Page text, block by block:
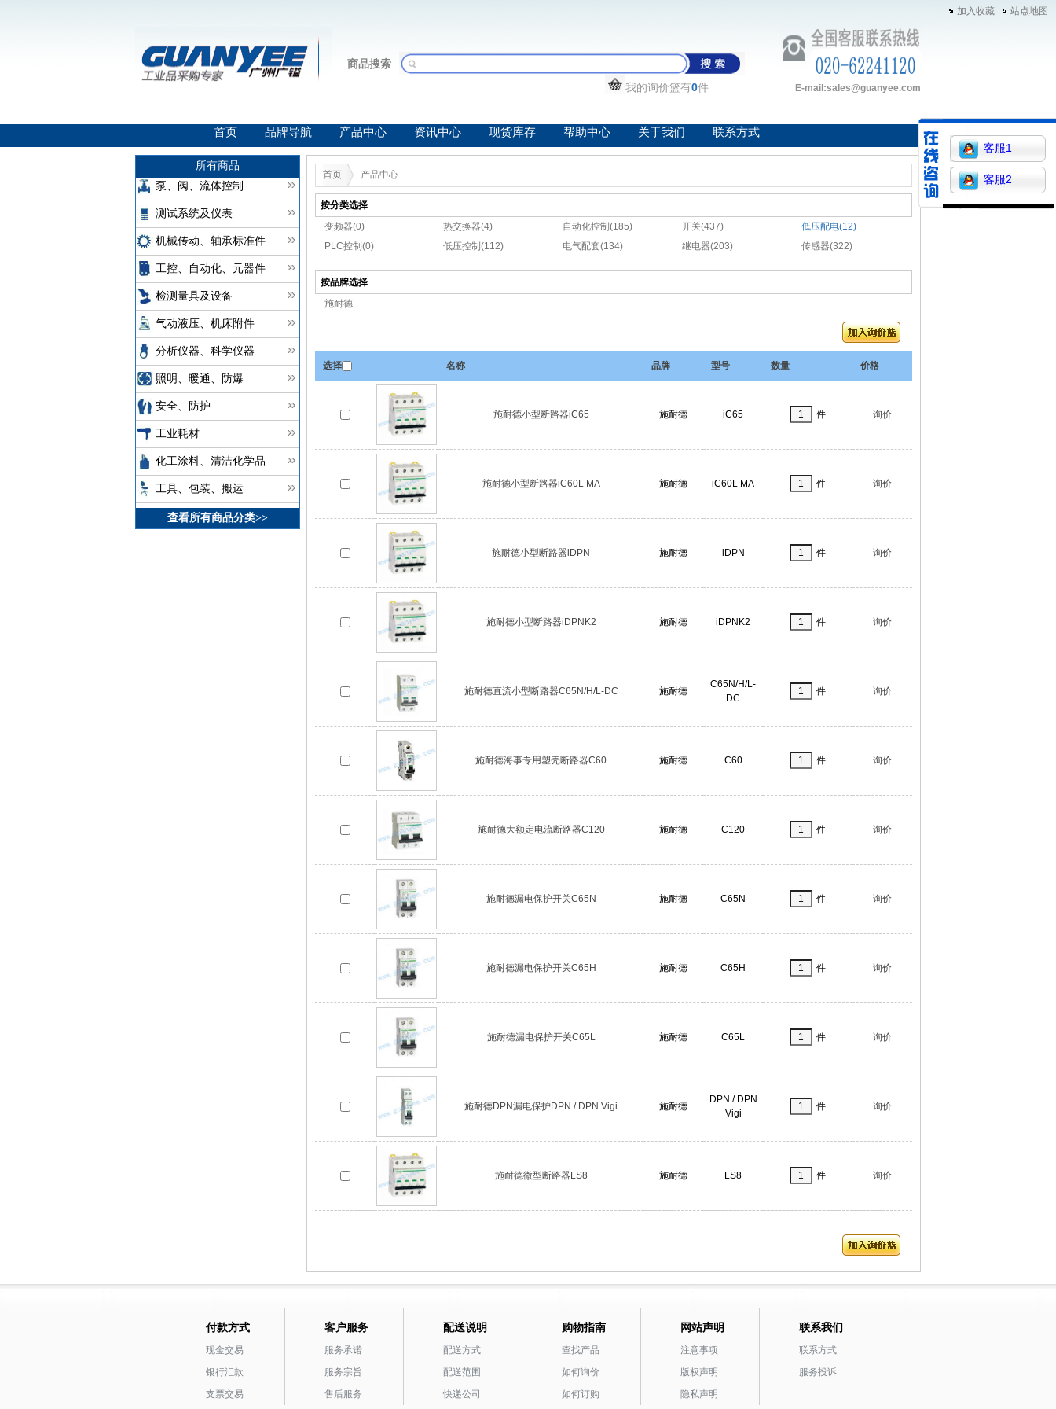
客服1
客服2
加入收藏 站点地图
商品搜索
我的询价篮有0件 E-mail:sales@guanyee.com
首页 品牌导航 产品中心 资讯中心 现货库存 帮助中心 关于我们 联系方式
所有商品
泵、阀、流体控制
测试系统及仪表
机械传动、轴承标准件
工控、自动化、元器件
检测量具及设备
气动液压、机床附件
分析仪器、科学仪器
照明、暖通、防爆
安全、防护
工业耗材
化工涂料、清洁化学品
工具、包装、搬运
查看所有商品分类>>
首页 产品中心
按分类选择
变频器(0)
热交换器(4) 自动化控制(185) 开关(437)
低压配电(12)
PLC控制(0)
低压控制(112) 电气配套(134) 继电器(203) 传感器(322)
按品牌选择
施耐德
选择 名称 品牌 型号 数量 价格
施耐德小型断路器iC65 施耐德 iC65 件 询价
施耐德小型断路器iC60L MA 施耐德 iC60L MA 件 询价
施耐德小型断路器iDPN 施耐德 iDPN 件 询价
施耐德小型断路器iDPNK2 施耐德 iDPNK2 件 询价
施耐德直流小型断路器C65N/H/L-DC 施耐德
C65N/H/L-
DC
件 询价
施耐德海事专用塑壳断路器C60 施耐德 C60 件 询价
施耐德大额定电流断路器C120 施耐德 C120 件 询价
施耐德漏电保护开关C65N 施耐德 C65N 件 询价
施耐德漏电保护开关C65H 施耐德 C65H 件 询价
施耐德漏电保护开关C65L 施耐德 C65L 件 询价
施耐德DPN漏电保护DPN / DPN Vigi 施耐德
DPN / DPN
Vigi
件 询价
施耐德微型断路器LS8 施耐德 LS8 件 询价
付款方式
现金交易
银行汇款
支票交易
客户服务
服务承诺
服务宗旨
售后服务
配送说明
配送方式
配送范围
快递公司
购物指南
查找产品
如何询价
如何订购
网站声明
注意事项
版权声明
隐私声明
联系我们
联系方式
服务投诉